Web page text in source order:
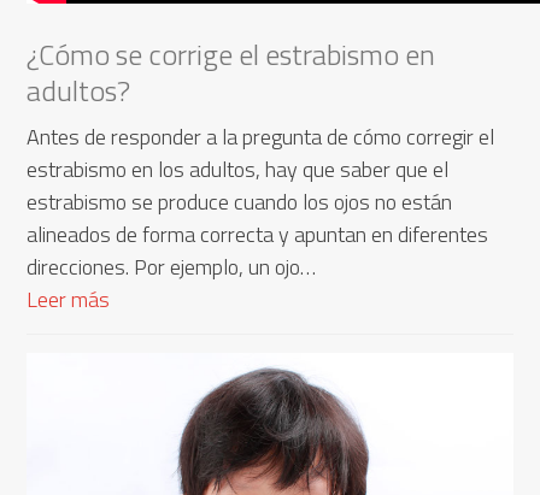
¿Cómo se corrige el estrabismo en
adultos?
Antes de responder a la pregunta de cómo corregir el
estrabismo en los adultos, hay que saber que el
estrabismo se produce cuando los ojos no están
alineados de forma correcta y apuntan en diferentes
direcciones. Por ejemplo, un ojo…
Leer más